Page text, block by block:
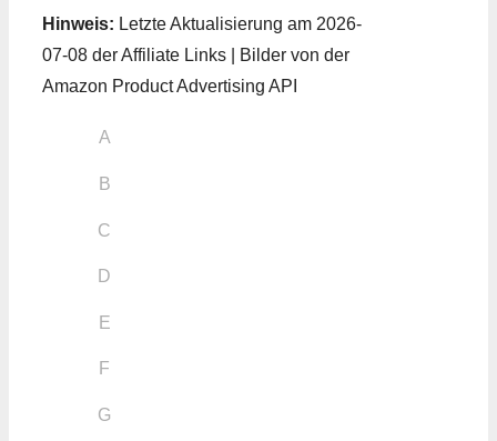
Hinweis: Letzte Aktualisierung am 2026-
07-08 der Affiliate Links | Bilder von der
Amazon Product Advertising API
A
B
C
D
E
F
G